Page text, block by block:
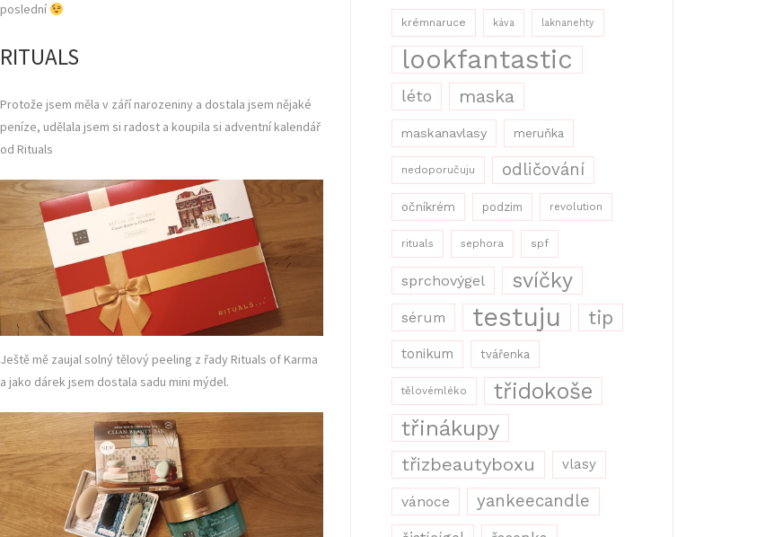
poslední
RITUALS
Protože jsem měla v září narozeniny a dostala jsem nějaké
peníze, udělala jsem si radost a koupila si adventní kalendář
od Rituals
Ještě mě zaujal solný tělový peeling z řady Rituals of Karma
a jako dárek jsem dostala sadu mini mýdel.
krémnaruce káva laknanehty
lookfantastic
léto maska
maskanavlasy meruňka
nedoporučuju odličování
očníkrém podzim revolution
rituals sephora spf
sprchovýgel svíčky
sérum testuju tip
tonikum tvářenka
tělovémléko
třidokoše
třinákupy
třizbeautyboxu vlasy
vánoce yankeecandle